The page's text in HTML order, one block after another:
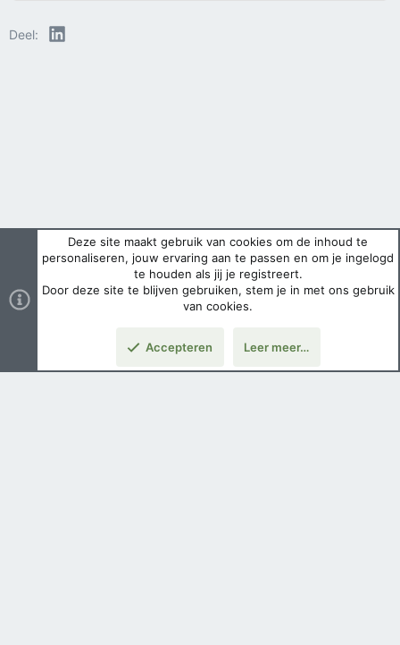
Deel: LinkedIn
Deze site maakt gebruik van cookies om de inhoud te
personaliseren, jouw ervaring aan te passen en om je ingelogd
te houden als jij je registreert.
Door deze site te blijven gebruiken, stem je in met ons gebruik
van cookies.
Accepteren Leer meer…